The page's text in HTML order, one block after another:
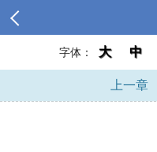
字体： 大 中
上一章